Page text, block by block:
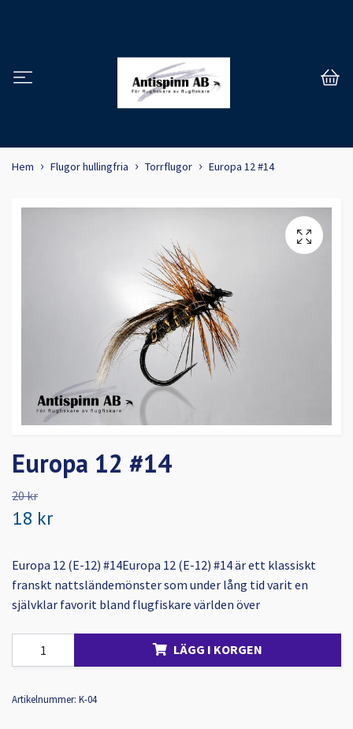
Hem Flugor hullingfria Torrflugor Europa 12 #14
Europa 12 #14
20 kr
18 kr
Europa 12 (E-12) #14Europa 12 (E-12) #14 är ett klassiskt
franskt nattsländemönster som under lång tid varit en
självklar favorit bland flugfiskare världen över
LÄGG I KORGEN
Artikelnummer: K-04